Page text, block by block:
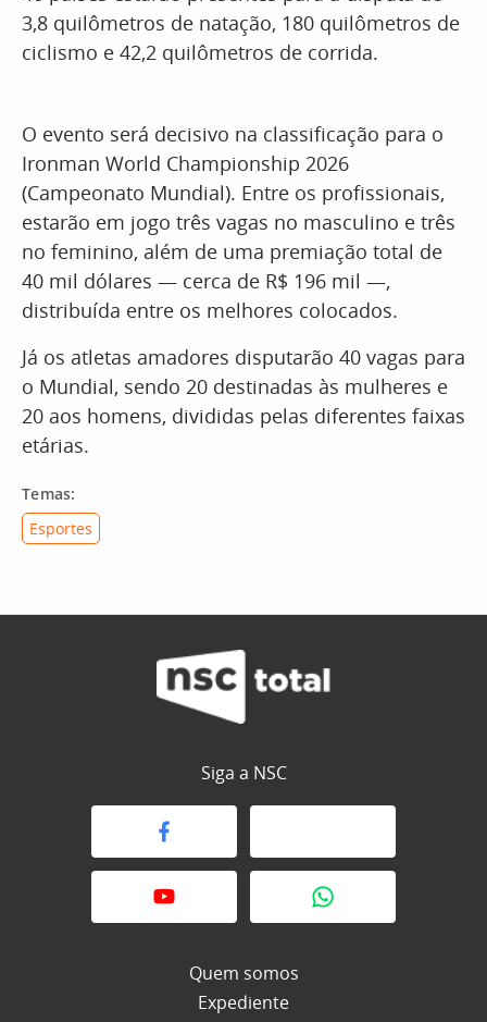
3,8 quilômetros de natação, 180 quilômetros de
ciclismo e 42,2 quilômetros de corrida.
O evento será decisivo na classificação para o
Ironman World Championship 2026
(Campeonato Mundial). Entre os profissionais,
estarão em jogo três vagas no masculino e três
no feminino, além de uma premiação total de
40 mil dólares — cerca de R$ 196 mil —,
distribuída entre os melhores colocados.
Já os atletas amadores disputarão 40 vagas para
o Mundial, sendo 20 destinadas às mulheres e
20 aos homens, divididas pelas diferentes faixas
etárias.
Temas:
Esportes
Siga a NSC
Quem somos
Expediente